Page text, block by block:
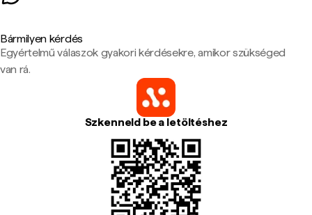
Bármilyen kérdés
Egyértelmű válaszok gyakori kérdésekre, amikor szükséged
van rá.
Szkenneld be a letöltéshez